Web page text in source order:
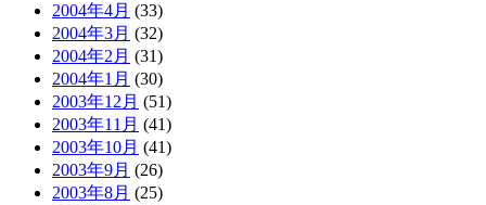
2004年4月 (33)
2004年3月 (32)
2004年2月 (31)
2004年1月 (30)
2003年12月 (51)
2003年11月 (41)
2003年10月 (41)
2003年9月 (26)
2003年8月 (25)